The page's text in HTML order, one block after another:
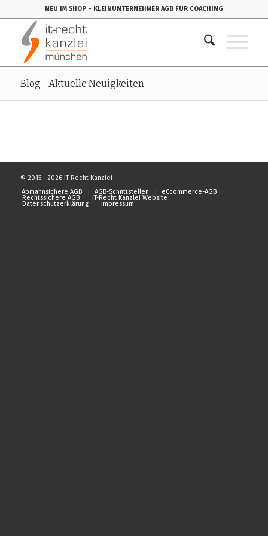
NEU IM SHOP - KLEINUNTERNEHMER AGB FÜR COACHING
Blog - Aktuelle Neuigkeiten
© 2015 - 2026 IT-Recht Kanzlei
Abmahnsichere AGB
AGB-Schnttstellen eCcommerce-AGB
Rechtssichere AGB IT-Recht Kanzlei Website
Datenschutzerklärung Impressum